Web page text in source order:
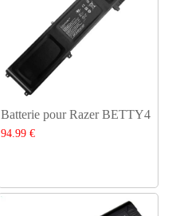
Batterie pour Razer BETTY4
94.99 €